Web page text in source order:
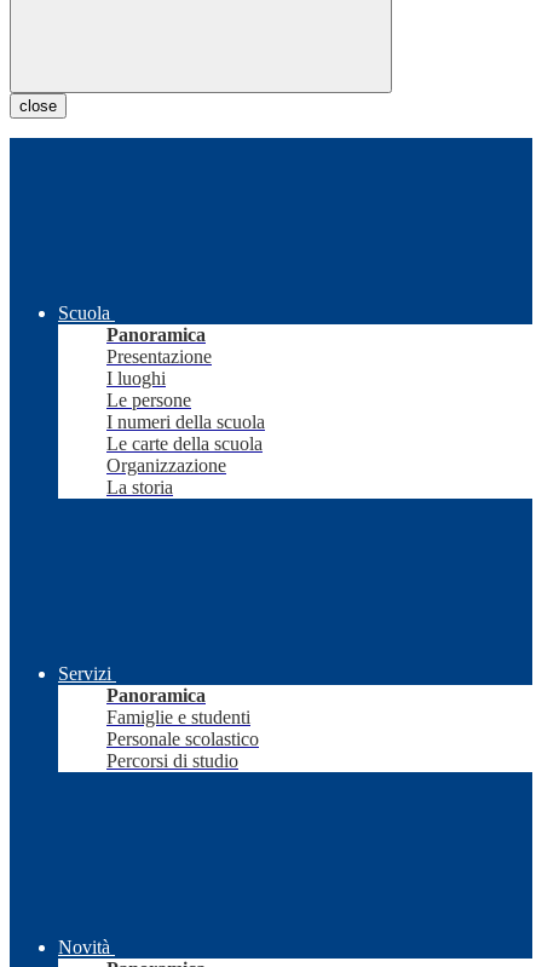
close
Scuola
Panoramica
Presentazione
I luoghi
Le persone
I numeri della scuola
Le carte della scuola
Organizzazione
La storia
Servizi
Panoramica
Famiglie e studenti
Personale scolastico
Percorsi di studio
Novità